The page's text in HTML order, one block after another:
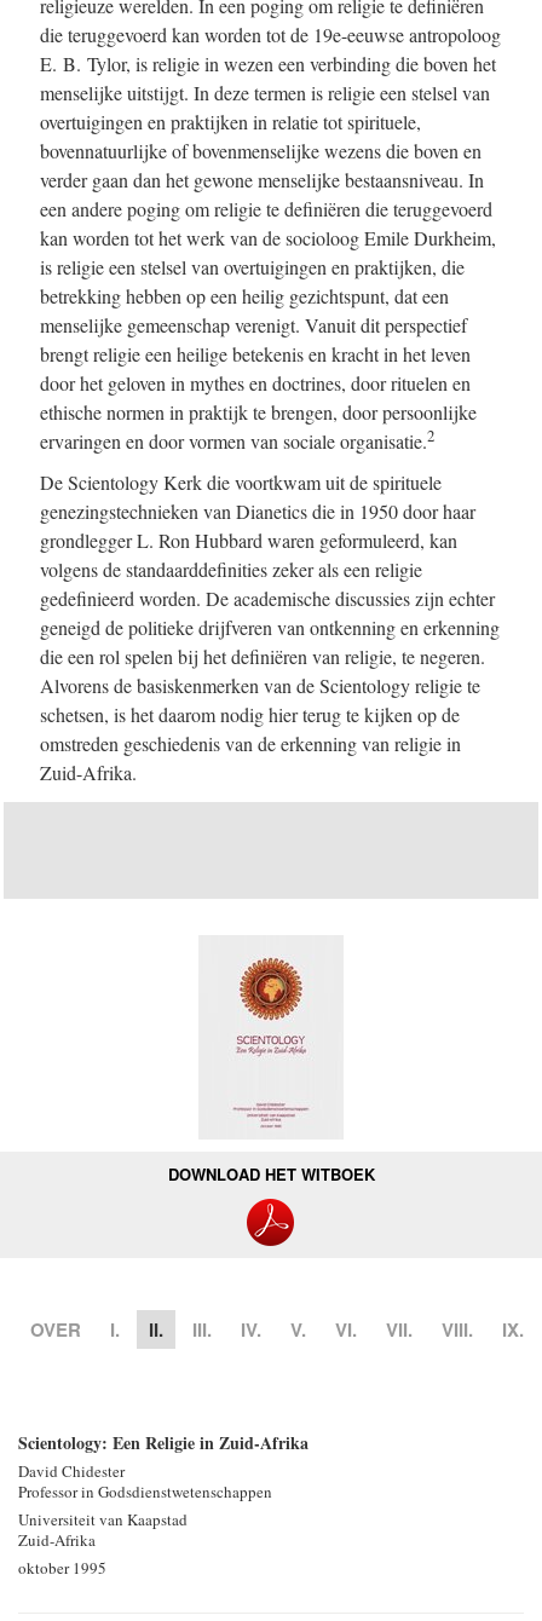
die teruggevoerd kan worden tot de 19e-eeuwse antropoloog
E. B. Tylor, is religie in wezen een verbinding die boven het
menselijke uitstijgt. In deze termen is religie een stelsel van
overtuigingen en praktijken in relatie tot spirituele,
bovennatuurlijke of bovenmenselijke wezens die boven en
verder gaan dan het gewone menselijke bestaansniveau. In
een andere poging om religie te definiëren die teruggevoerd
kan worden tot het werk van de socioloog Emile Durkheim,
is religie een stelsel van overtuigingen en praktijken, die
betrekking hebben op een heilig gezichtspunt, dat een
menselijke gemeenschap verenigt. Vanuit dit perspectief
brengt religie een heilige betekenis en kracht in het leven
door het geloven in mythes en doctrines, door rituelen en
ethische normen in praktijk te brengen, door persoonlijke
ervaringen en door vormen van sociale organisatie.2
De Scientology Kerk die voortkwam uit de spirituele
genezingstechnieken van Dianetics die in 1950 door haar
grondlegger L. Ron Hubbard waren geformuleerd, kan
volgens de standaarddefinities zeker als een religie
gedefinieerd worden. De academische discussies zijn echter
geneigd de politieke drijfveren van ontkenning en erkenning
die een rol spelen bij het definiëren van religie, te negeren.
Alvorens de basiskenmerken van de Scientology religie te
schetsen, is het daarom nodig hier terug te kijken op de
omstreden geschiedenis van de erkenning van religie in
Zuid-Afrika.
DOWNLOAD HET WITBOEK
OVER I. II. III. IV. V. VI. VII. VIII. IX.
Scientology: Een Religie in Zuid-Afrika
David Chidester
Professor in Godsdienst­wetenschappen
Universiteit van Kaapstad
Zuid-Afrika
oktober 1995